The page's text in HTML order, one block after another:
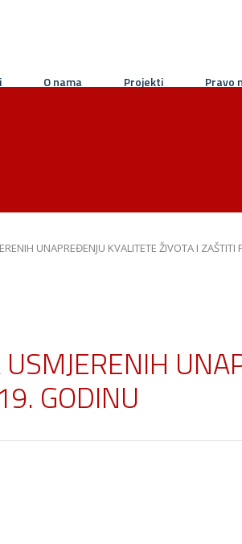
O nama Projekti Pravo
UNAPREĐENJU KVALITETE ŽIVOTA I
USMJERENIH
GODINU